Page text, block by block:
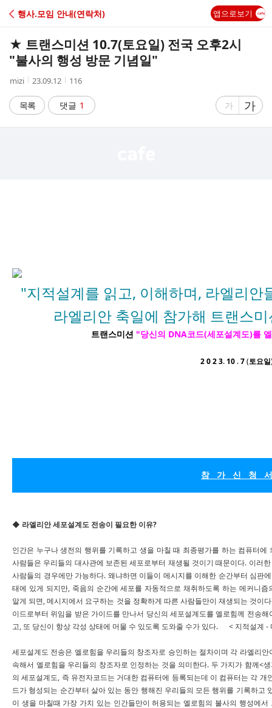
C
A
행사.모임 안내(연락처) 앱으로보기
★ 트랜스미션 10.7(토요일) 전국 오후2시
"불사의 행성 방문 기념일"
작
자
mizi
작
시
간
23.09.12
조
수
116
목록 댓글 1
글
가
글
자
가
"지적설계를 읽고, 이해하며, 라엘리안
라엘리안 축일에 참가해 트랜스
트랜스미션 "당신의 DNA코드(세포설계도)를
2 0 2 3.10 .7(토요일
참 가 신 청 서
◆ 라엘리안 세포설계도 전송이 필요한 이유?
인간은 누구나 생전의 행위를 기록하고 생을 마칠 때 최종평가를 하는 컴퓨터
사람들은 우리들의 대사관에 보존된 세포로부터 재생될 것이기 때문이다. 이러
사람들의 경우에만 가능하다. 왜냐하면 이들이 메시지를 이해한 순간부터 심판
태에 있게 되지만, 죽음의 순간에 세포를 자동적으로 채취하도록 하는 메커니
알게 되면, 메시지에서 요구하는 것을 정확하게 따른 사람들만이 재생되는 것이
이드로부터 위임을 받은 가이드를 만나서 당신의 세포설계도를 엘로힘께 전송
고, 또 당신이 항상 각성 상태에 머물 수 있도록 도와줄 수가 있다. < 지적설계 -
세포설계도 전송은 엘로힘을 우리들의 창조자로 승인하는 절차이며 각 라엘리
속해서 엘로힘을 우리들의 창조자로 인정하는 것을 의미한다. 두 가지가 함께<
의 세포설계도, 즉 유전자코드는 거대한 컴퓨터에 등록되는데 이 컴퓨터는 각
드가 형성되는 순간부터 살아 있는 동안 행해진 우리들의 모든 행위를 기록하고
이 생을 마칠때 가장 가치 있는 인간들만이 허용되는 엘로힘의 불사의 행성에